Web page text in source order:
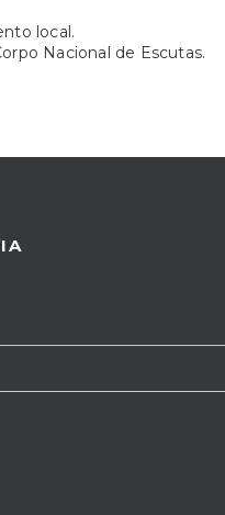
local.
Nacional de Escutas.